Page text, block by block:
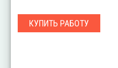
КУПИТЬ РАБОТУ